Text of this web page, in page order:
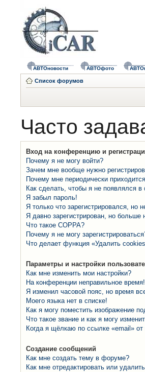
АВТОновости АВТОфото
Список форумов
Часто
Вход на конференцию и
Почему я не могу войти?
Зачем мне вообще нужно
Почему мне периодически
Как сделать, чтобы я не появлялся в
Я забыл пароль!
Я только что зарегистрировался, но
Я давно зарегистрирован, но больше
Что такое COPPA?
Почему я не могу
Что делает функция «Удалить
Параметры и настройки
Как мне изменить мои настройки?
На конференции неправильное время!
Я изменил часовой пояс, но время
Моего языка нет в списке!
Как я могу поместить изображение
Что такое звание и как я могу
Когда я щёлкаю по ссылке «email»
Создание сообщений
Как мне создать тему в форуме?
Как мне отредактировать или